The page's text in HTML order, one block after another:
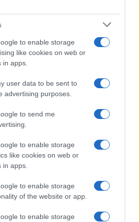
to enable storage
like cookies on web or
apps.
user data to be sent to
advertising purposes.
to send me
to enable storage
like cookies on web or
apps.
to enable storage
of the website or app.
to enable storage
ΚΛΙΚ ΕΔΩ
CNN
για τα Στενά του Ορμούζ,
χρόνο στον Δούναβη για να σωθεί
σταθμός της Τσερναβόντα